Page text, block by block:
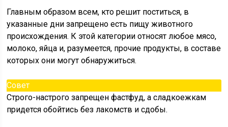
Главным образом всем, кто решит поститься, в
указанные дни запрещено есть пищу животного
происхождения. К этой категории относят любое мясо,
молоко, яйца и, разумеется, прочие продукты, в составе
которых они могут обнаружиться.
Совет
Строго-настрого запрещен фастфуд, а сладкоежкам
придется обойтись без лакомств и сдобы.